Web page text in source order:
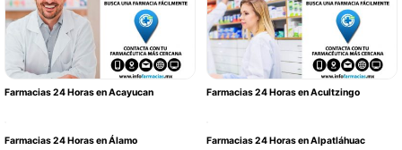
Farmacias 24 Horas en Acayucan Farmacias 24 Horas en Acultzingo
Farmacias 24 Horas en Álamo Farmacias 24 Horas en Alpatláhuac